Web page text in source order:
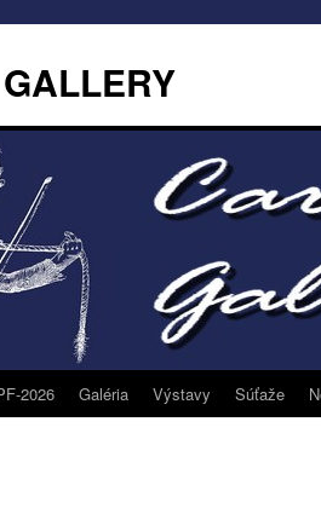
2026 Galéria Výstavy Súťaže